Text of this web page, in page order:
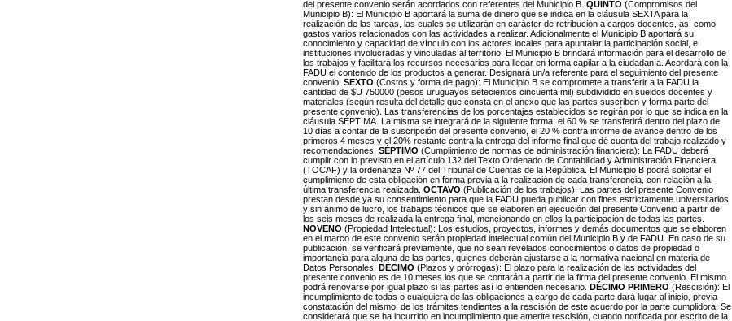
del presente convenio serán acordados con referentes del Municipio B. QUINTO (Compromisos del
Municipio B): El Municipio B aportará la suma de dinero que se indica en la cláusula SEXTApara la
realización de las tareas, las cuales se utilizarán en carácter de retribución a cargos docentes, así como
gastos varios relacionados con las actividades a realizar. Adicionalmente el Municipio B aportará su
conocimiento y capacidad de vínculo con los actores locales para apuntalar la participación social, e
instituciones involucradas y vinculadas al territorio. El Municipio B brindará información para el desarrollo de
los trabajos y facilitará los recursos necesarios para llegar en forma capilar a la ciudadanía. Acordará con la
FADU el contenido de los productos a generar. Designará un/a referente para el seguimiento del presente
convenio. SEXTO (Costos y forma de pago): El Municipio B se compromete a transferir a la FADU la
cantidad de $U 750000 (pesos uruguayos setecientos cincuenta mil) subdividido en sueldos docentes y
materiales (según resulta del detalle que consta en el anexo que las partes suscriben y forma parte del
presente convenio). Las transferencias de los porcentajes establecidos se regirán por lo que se indica en la
cláusula SÉPTIMA. La misma se integrará de la siguiente forma: el 60 % se transferirá dentro del plazo de
10 días a contar de la suscripción del presente convenio, el 20 % contra informe de avance dentro de los
primeros 4 meses y el 20% restante contra la entrega del informe final que dé cuenta del trabajo realizado y
recomendaciones. SÉPTIMO (Cumplimiento de normas de administración financiera): La FADU deberá
cumplir con lo previsto en el artículo 132 del Texto Ordenado de Contabilidad y Administración Financiera
(TOCAF) y la ordenanza Nº 77 del Tribunal de Cuentas de la República. El Municipio B podrá solicitar el
cumplimiento de esta obligación en forma previa a la realización de cada transferencia, con relación a la
última transferencia realizada. OCTAVO (Publicación de los trabajos): Las partes del presente Convenio
prestan desde ya su consentimiento para que la FADU pueda publicar con fines estrictamente universitarios
y sin ánimo de lucro, los trabajos técnicos que se elaboren en ejecución del presente Convenio a partir de
los seis meses de realizada la entrega final, mencionando en ellos la participación de todas las partes.
NOVENO (Propiedad Intelectual): Los estudios, proyectos, informes y demás documentos que se elaboren
en el marco de este convenio serán propiedad intelectual común del Municipio B y de FADU. En caso de su
publicación, se verificará previamente, que no sean revelados conocimientos o datos de propiedad o
importancia para alguna de las partes, quienes deberán ajustarse a la normativa nacional en materia de
Datos Personales. DÉCIMO (Plazos y prórrogas): El plazo para la realización de las actividades del
presente convenio es de 10 meses los que se contarán a partir de la firma del presente convenio. El mismo
podrá renovarse por igual plazo si las partes así lo entienden necesario. DÉCIMO PRIMERO (Rescisión): El
incumplimiento de todas o cualquiera de las obligaciones a cargo de cada parte dará lugar al inicio, previa
constatación del mismo, de los trámites tendientes a la rescisión de este acuerdo por la parte cumplidora. Se
considerará que se ha incurrido en incumplimiento que amerite rescisión, cuando notificada por escrito de la